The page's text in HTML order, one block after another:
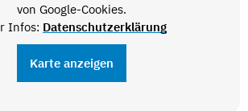
von Google-Cookies.
Infos: Datenschutzerklärung
Karte anzeigen